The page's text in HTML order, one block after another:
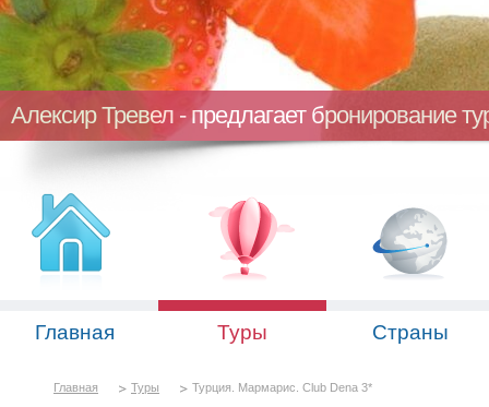
Алексир Тревел - предлагает бронирование
Главная Туры Страны
Главная Туры Турция. Мармарис. Club Dena 3*